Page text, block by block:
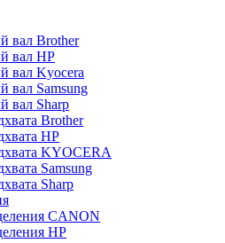
вал Brother
вал HP
вал Kyocera
вал Samsung
вал Sharp
Brother
HP
KYOCERA
Samsung
Sharp
CANON
HP